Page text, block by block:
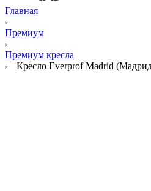
Главная
Премиум
Премиум кресла
Кресло Everprof Madrid